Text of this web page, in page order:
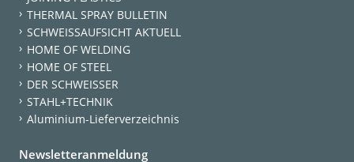
THERMAL SPRAY BULLETIN
SCHWEISSAUFSICHT AKTUELL
HOME OF WELDING
HOME OF STEEL
DER SCHWEISSER
STAHL+TECHNIK
Aluminium-Lieferverzeichnis
Newsletteranmeldung